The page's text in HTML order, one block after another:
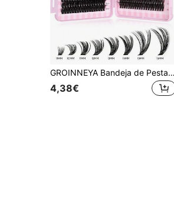
GROINNEYA Bandeja de Pestanas Individuais 3/28, Grande Capacidade, Pestanas Postiças em Aglomerado de Comprimento Misto 9-16mm, Adequado para Iniciantes Kit de Extensão de Pestanas DIY em Casa, Aglomerados de Pestanas, Pestanas Postiças Individuais, Pestanas Postiças, Pestanas Postiças
4,38€